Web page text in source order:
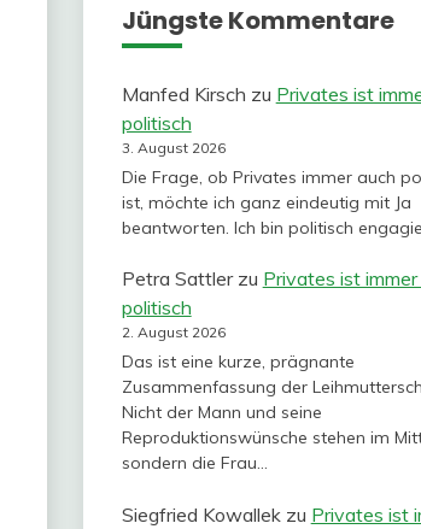
Jüngste Kommentare
Manfed Kirsch zu Privates ist
politisch
3. August 2026
Die Frage, ob Privates immer auch
ist, möchte ich ganz eindeutig mit Ja
beantworten. Ich bin politisch
Petra Sattlerzu Privates ist immer
politisch
2. August 2026
Das ist eine kurze, prägnante
Zusammenfassung der
Nicht der Mann und seine
Reproduktionswünsche stehen im
sondern die Frau…
Siegfried Kowallekzu Privates ist